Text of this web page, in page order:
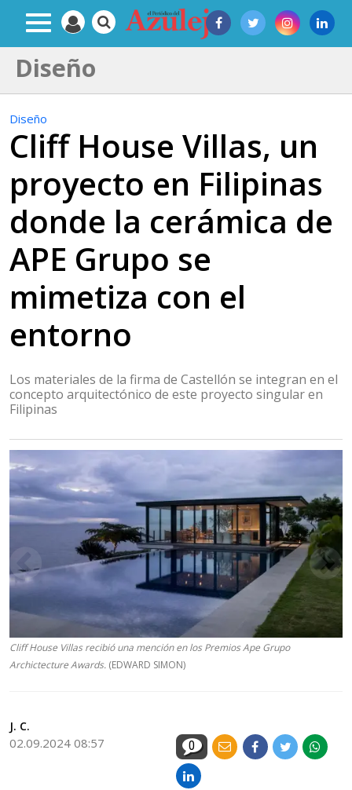
Diseño
Diseño
Cliff House Villas, un
proyecto en Filipinas
donde la cerámica de
APE Grupo se
mimetiza con el
entorno
Los materiales de la firma de Castellón se integran en el
concepto arquitectónico de este proyecto singular en
Filipinas
Cliff House Villas recibió una mención en los Premios Ape Grupo
Archictecture Awards. (EDWARD SIMON)
J. C.
02.09.2024 08:57 0